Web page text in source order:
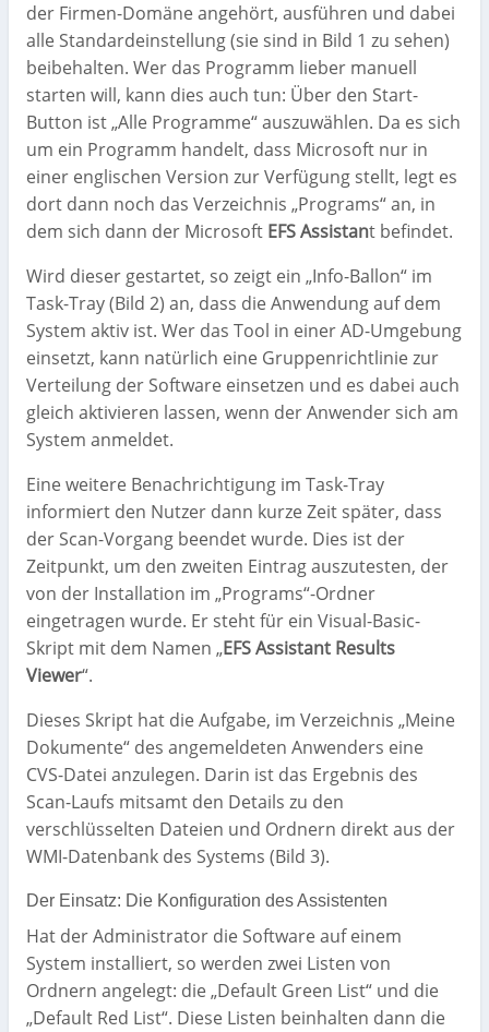
der Firmen-Domäne angehört, ausführen und dabei
alle Standardeinstellung (sie sind in Bild 1 zu sehen)
beibehalten. Wer das Programm lieber manuell
starten will, kann dies auch tun: Über den Start-
Button ist „Alle Programme“ auszuwählen. Da es sich
um ein Programm handelt, dass Microsoft nur in
einer englischen Version zur Verfügung stellt, legt es
dort dann noch das Verzeichnis „Programs“ an, in
dem sich dann der Microsoft EFS Assistant befindet.
Wird dieser gestartet, so zeigt ein „Info-Ballon“ im
Task-Tray (Bild 2) an, dass die Anwendung auf dem
System aktiv ist. Wer das Tool in einer AD-Umgebung
einsetzt, kann natürlich eine Gruppenrichtlinie zur
Verteilung der Software einsetzen und es dabei auch
gleich aktivieren lassen, wenn der Anwender sich am
System anmeldet.
Eine weitere Benachrichtigung im Task-Tray
informiert den Nutzer dann kurze Zeit später, dass
der Scan-Vorgang beendet wurde. Dies ist der
Zeitpunkt, um den zweiten Eintrag auszutesten, der
von der Installation im „Programs“-Ordner
eingetragen wurde. Er steht für ein Visual-Basic-
Skript mit dem Namen „EFS Assistant Results
Viewer“.
Dieses Skript hat die Aufgabe, im Verzeichnis „Meine
Dokumente“ des angemeldeten Anwenders eine
CVS-Datei anzulegen. Darin ist das Ergebnis des
Scan-Laufs mitsamt den Details zu den
verschlüsselten Dateien und Ordnern direkt aus der
WMI-Datenbank des Systems (Bild 3).
Der Einsatz: Die Konfiguration des Assistenten
Hat der Administrator die Software auf einem
System installiert, so werden zwei Listen von
Ordnern angelegt: die „Default Green List“ und die
„Default Red List“. Diese Listen beinhalten dann die